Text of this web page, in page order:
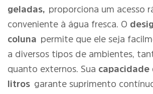
geladas, proporciona um acesso
conveniente à água fresca. O
coluna permite que ele seja
a diversos tipos de ambientes,
quanto externos. Sua capacidade
litros garante suprimento